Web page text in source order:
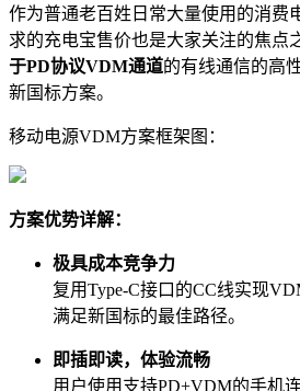
作为普通老百姓日常大量使用的消费
求的充电宝售价也是大家关注的焦点
于PD协议VDM通道的有线通信的高
新国标方案。
移动电源VDM方案框架图：
方案优势详解：
极具成本竞争力
复用Type-C接口的CC线实现
满足新国标的最佳路径。
即插即读，体验流畅
用户使用支持PD+VDM的手机